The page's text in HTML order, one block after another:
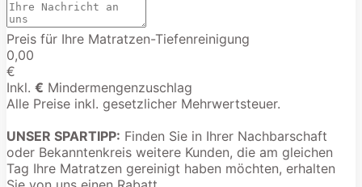
Preis für Ihre Matratzen-Tiefenreinigung
0,00
€
Inkl. € Mindermengenzuschlag
Alle Preise inkl. gesetzlicher Mehrwertsteuer.
UNSER SPARTIPP: Finden Sie in Ihrer Nachbarschaft
oder Bekanntenkreis weitere Kunden, die am gleichen
Tag Ihre Matratzen gereinigt haben möchten, erhalten